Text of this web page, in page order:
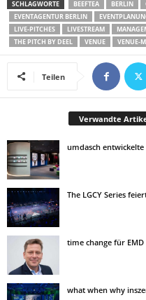
SCHLAGWORTE BEEFTEA BERLIN
EVENTAGENTUR BERLIN
LIVE-PITCHES
LIVESTREAM
THE PITCH BY DEEL
VENUE VENUE-
Teilen
Verwandte
umdasch entwickelte
The LGCY Series
time change für
what when why